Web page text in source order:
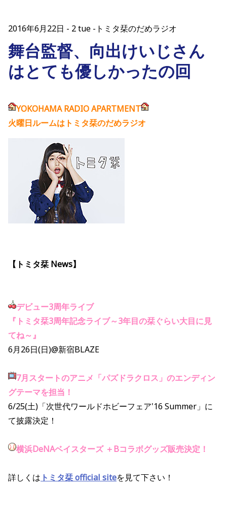
2016年6月22日 2 tue -トミタ栞のだめラジオ
舞台監督、向出けいじさん
はとても優しかったの回
YOKOHAMA RADIO APARTMENT
火曜日ルームはトミタ栞のだめラジオ
【トミタ栞 News】
デビュー3周年ライブ
『トミタ栞3周年記念ライブ～3年目の栞ぐらい大目に見
てね～』
6月26日(日)@新宿BLAZE
7月スタートのアニメ「パズドラクロス」のエンディン
グテーマを担当！
6/25(土)「次世代ワールドホビーフェア'16 Summer」に
て披露決定！
横浜DeNAベイスターズ ＋Bコラボグッズ販売決定！
詳しくは トミタ栞 official siteを見て下さい！